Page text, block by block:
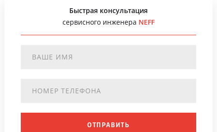
Быстрая консультация
сервисного инженера NEFF
ОТПРАВИТЬ